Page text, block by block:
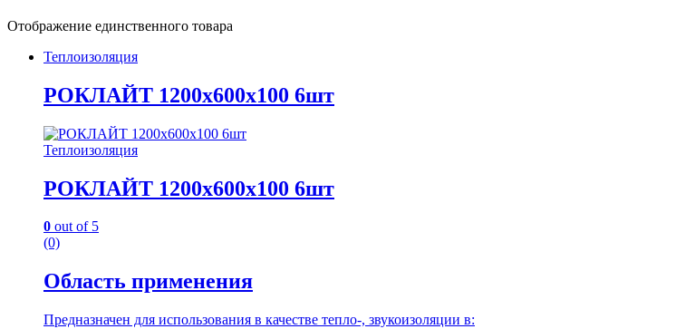
Отображение единственного товара
Теплоизоляция
РОКЛАЙТ 1200х600х100 6шт
Теплоизоляция
РОКЛАЙТ 1200х600х100 6шт
0 out of 5
(0)
Область применения
Предназначен для использования в качестве тепло-, звукоизоляции в: